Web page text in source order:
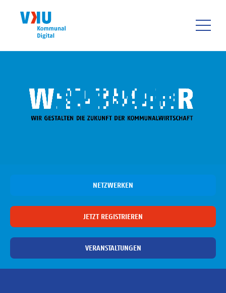
NETZWERKEN
JETZT REGISTRIEREN
VERANSTALTUNGEN